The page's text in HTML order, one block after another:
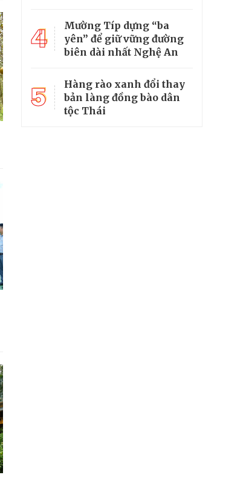
4
Mường Típ dựng “ba
yên” để giữ vững đường
biên dài nhất Nghệ An
5
Hàng rào xanh đổi thay
bản làng đồng bào dân
tộc Thái